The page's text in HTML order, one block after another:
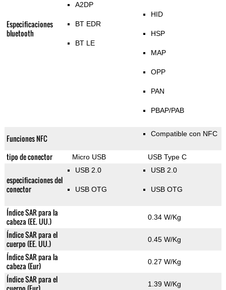
Especificaciones
bluetooth
A2DP
BT EDR
BT LE
HID
HSP
MAP
OPP
PAN
PBAP/PAB
Funciones NFC Compatible con NFC
tipo de conector Micro USB USB Type C
especificaciones del
conector
USB 2.0
USB OTG
USB 2.0
USB OTG
Índice SAR para la
cabeza (EE. UU.)
0.34 W/Kg
Índice SAR para el
cuerpo (EE. UU.)
0.45 W/Kg
Índice SAR para la
cabeza (Eur)
0.27 W/Kg
Índice SAR para el
1.39 W/Kg